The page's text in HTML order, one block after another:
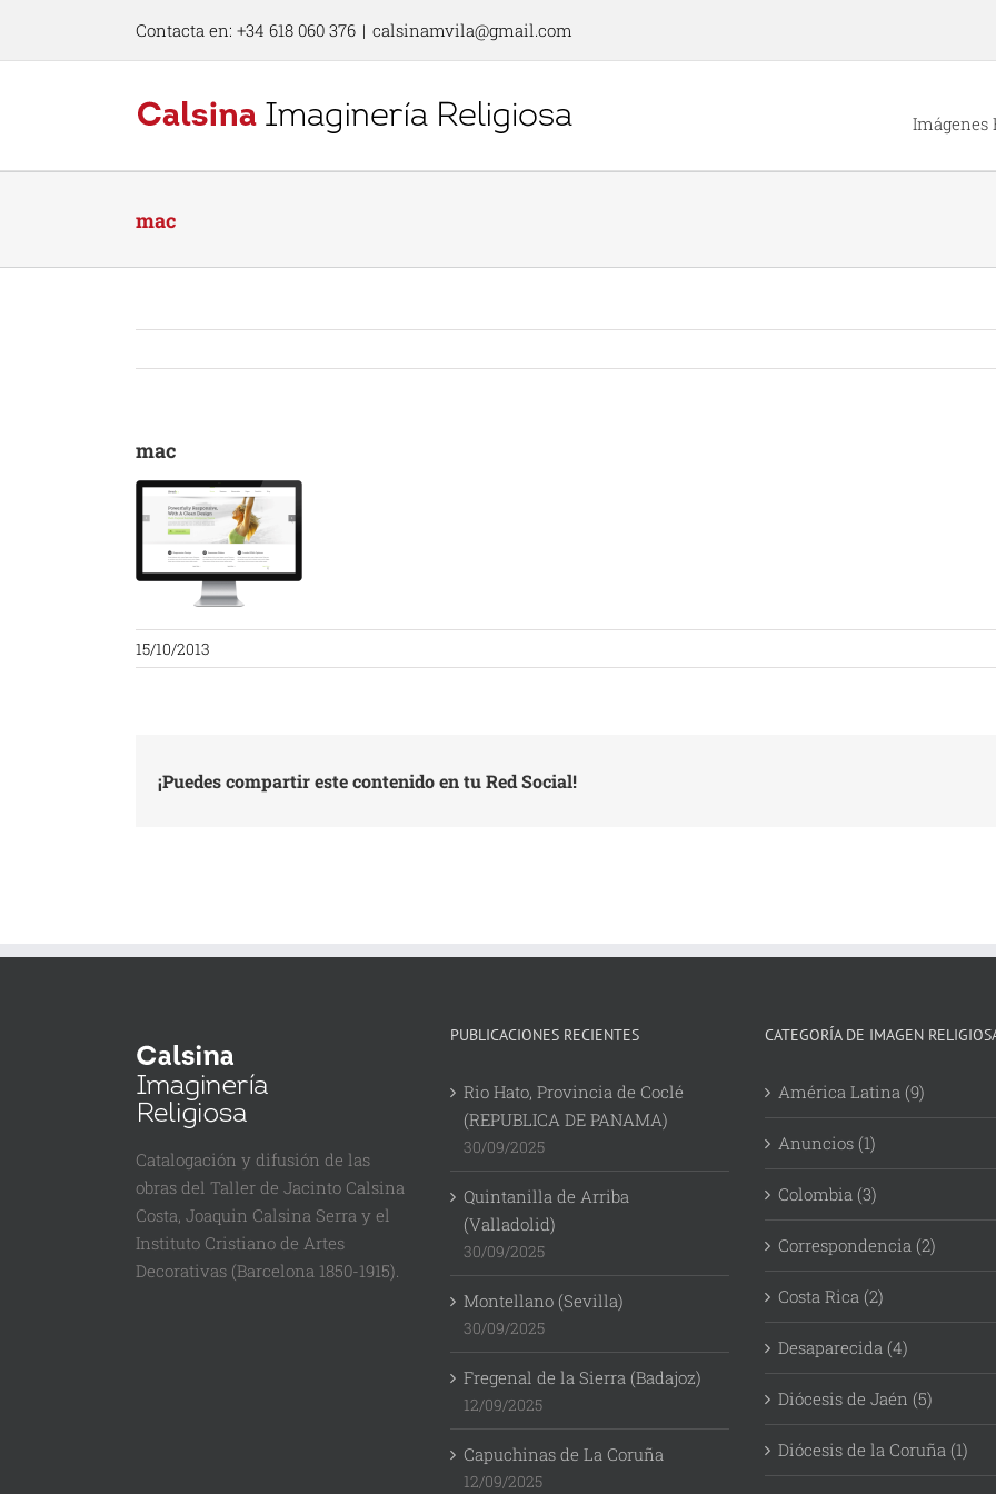
content
Contacta en: +34 618 060 376 | calsinamvila@gmail.com
Imágenes
mac
mac
15/10/2013
¡Puedes compartir este contenido en tu Red Social!
Catalogación y difusión de las
obras del Taller de Jacinto Calsina
Costa, Joaquin Calsina Serra y el
Instituto Cristiano de Artes
Decorativas (Barcelona 1850-1915).
PUBLICACIONES RECIENTES
Rio Hato, Provincia de Coclé
(REPUBLICA DE PANAMA)
30/09/2025
Quintanilla de Arriba
(Valladolid)
30/09/2025
Montellano (Sevilla)
30/09/2025
Fregenal de la Sierra (Badajoz)
12/09/2025
Capuchinas de La Coruña
12/09/2025
CATEGORÍA DE IMAGEN
América Latina (9)
Anuncios (1)
Colombia (3)
Correspondencia (2)
Costa Rica (2)
Desaparecida (4)
Diócesis de Jaén (5)
Diócesis de la Coruña (1)